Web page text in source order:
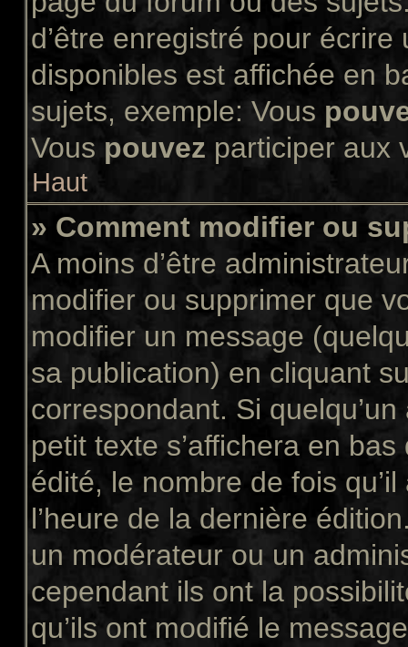
d’être enregistré pour
disponibles est affichée en
sujets, exemple: Vous
Vous pouvez participer aux
Haut
» Comment modifier ou
A moins d’être
modifier ou supprimer que
modifier un message
sa publication) en cliquant
correspondant. Si
petit texte s’affichera en
édité, le nombre de fois
l’heure de la dernière
un modérateur ou un
cependant ils ont la
qu’ils ont modifié le